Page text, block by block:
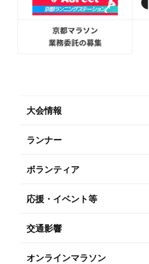
大会情報
ランナー
ボランティア
応援・イベント等
交通影響
オンラインマラソン